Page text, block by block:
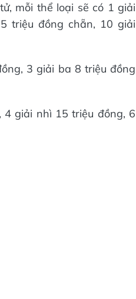
mỗi thể loại sẽ có 1 giải
triệu đồng chẵn, 10 giải
3 giải ba 8 triệu đồng
giải nhì 15 triệu đồng, 6